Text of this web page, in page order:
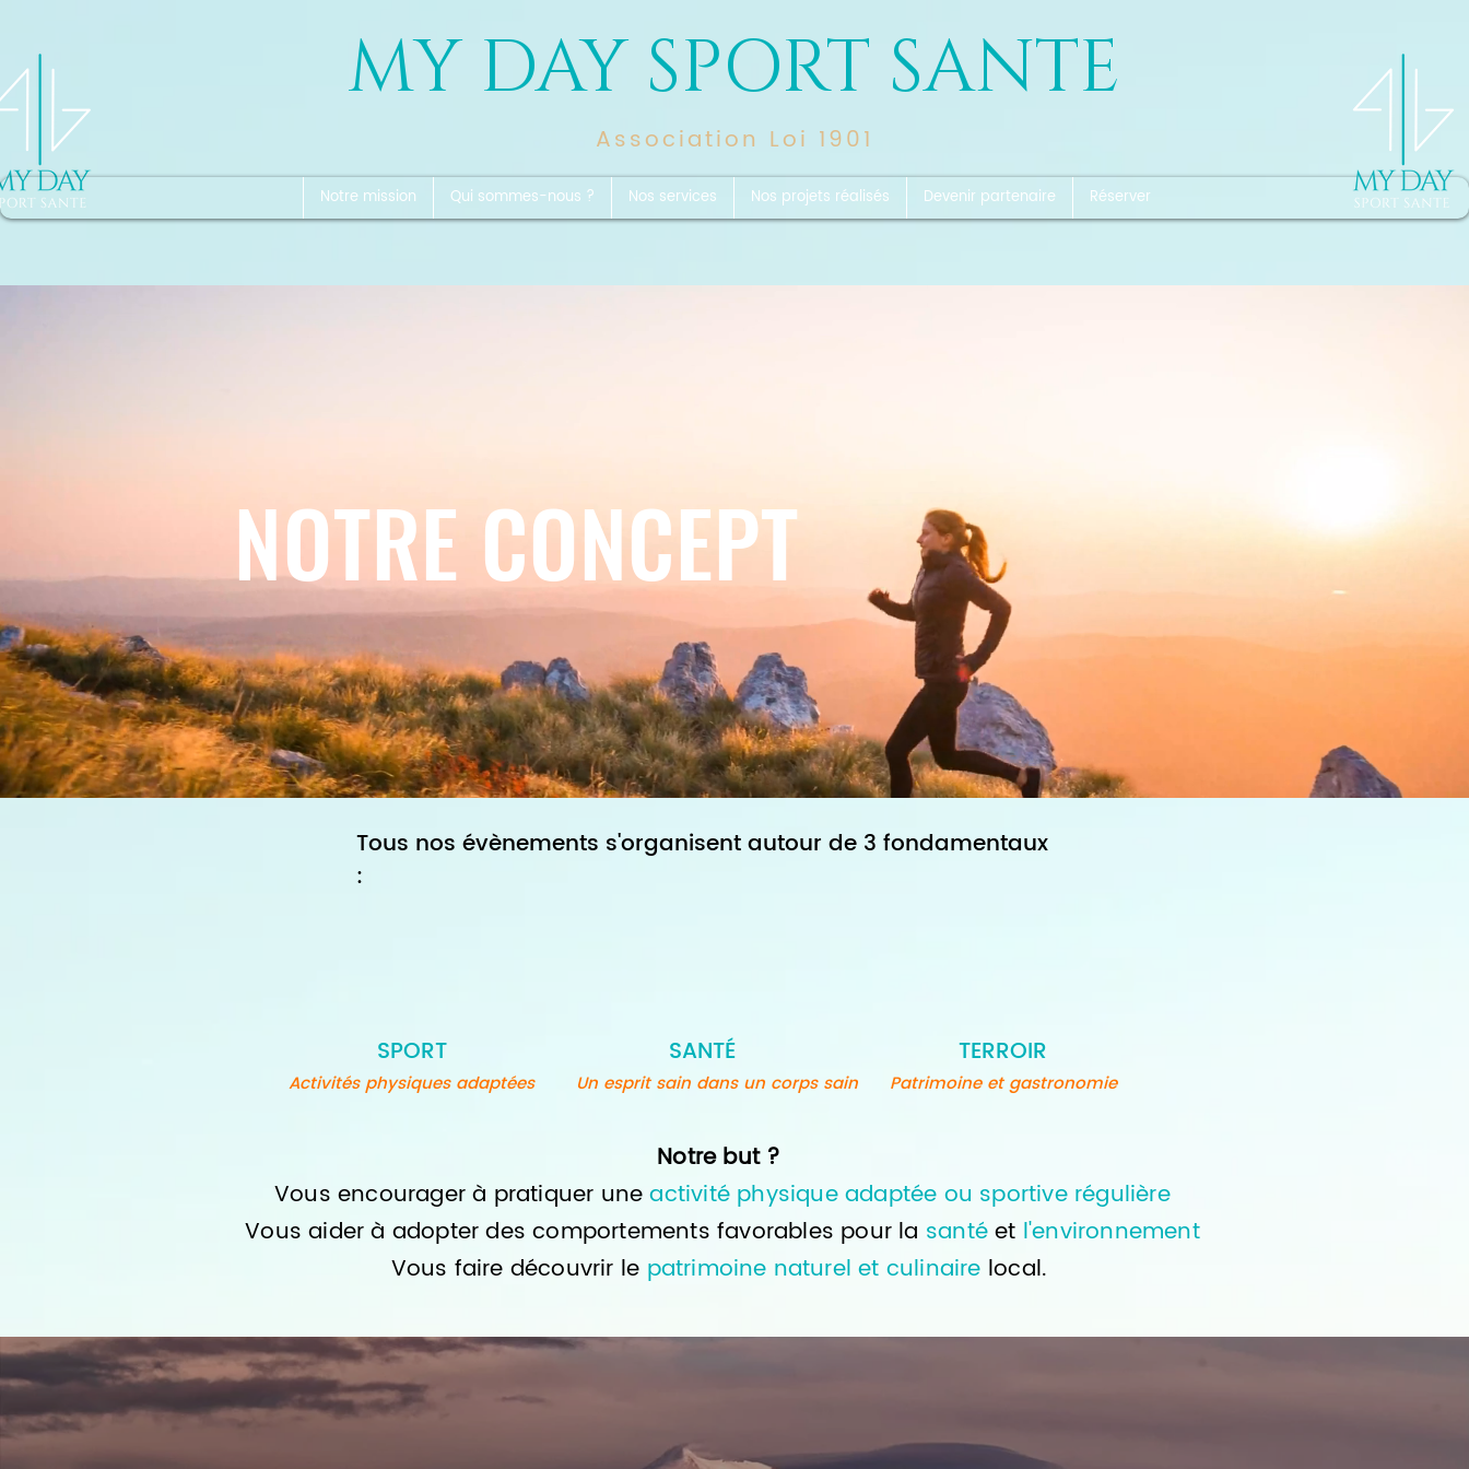
MY DAY SPORT SANTE
Association Loi 1901
Notre mission Qui sommes-nous ? Nos services Nos projets réalisés Devenir partenaire Réserver
NOTRE CONCEPT
Tous nos évènements s'organisent autour de 3 fondamentaux
:
SPORT SANTÉ TERROIR
Patrimoine et gastronomie
Un esprit sain dans un corps sain
Activités physiques adaptées
Notre but ?
Vous encourager à pratiquer uneactivité physique adaptée ou sportive régulière
Vous aider à adopter des comportementsfavorables pour la santéet l'environnement
Vous faire découvrir le patrimoine naturel et culinaire local.